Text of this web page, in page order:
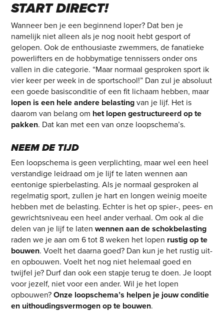
START DIRECT!
Wanneer ben je een beginnend loper? Dat ben je
namelijk niet alleen als je nog nooit hebt gesport of
gelopen. Ook de enthousiaste zwemmers, de fanatieke
powerlifters en de hobbymatige tennissers onder ons
vallen in die categorie. “Maar normaal gesproken sport ik
vier keer per week in de sportschool!” Dan zul je absoluut
een goede basisconditie of een fit lichaam hebben, maar
lopen is een hele andere belastingvan je lijf. Het is
daarom van belang om het lopen gestructureerd op te
pakken. Dat kan met een van onze loopschema’s.
NEEM DE TIJD
Een loopschema is geen verplichting, maar wel een heel
verstandige leidraad om je lijf te laten wennen aan
eentonige spierbelasting. Als je normaal gesproken al
regelmatig sport, zullen je hart en longen weinig moeite
hebben met de belasting. Echter is het op spier-, pees- en
gewrichtsniveau een heel ander verhaal. Om ook al die
delen van je lijf te laten wennen aan de schokbelasting
raden we je aan om 6 tot 8 weken het lopen rustig op te
bouwen. Voelt het daarna goed? Dan kun je het rustig uit-
en opbouwen. Voelt het nog niet helemaal goed en
twijfel je? Durf dan ook een stapje terug te doen. Je loopt
voor jezelf, niet voor een ander. Wil je het lopen
opbouwen? Onze loopschema’s helpen je jouw conditie
en uithoudingsvermogen op te bouwen.